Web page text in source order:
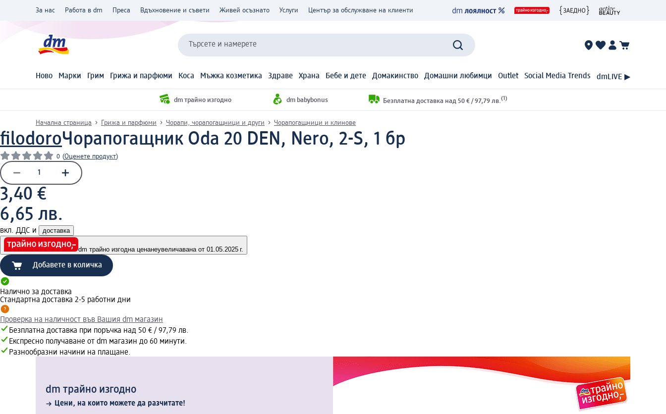
За нас Работа в dm Преса Вдъхновение и съвети Живей осъзнато Услуги Център за обслужване на клиенти
Търсете и намерете
Ново Марки Грим Грижа и парфюми Коса Мъжка козметика Здраве Храна Бебе и дете Домакинство Домашни любимци Outlet Social Media Trends dmLIVE ▶
dm трайно изгодно dm babybonus Безплатна доставка над 50 € / 97,79 лв. (1)
Начална страница Грижа и парфюми Чорапи, чорапогащници и други Чорапогащници и клинове
filodoroЧорапогащник Oda 20 DEN, Nero, 2-S, 1 бр
0 (Оценете продукт)
3,40 €
6,65 лв.
вкл. ДДС и доставка
dm трайно изгодна ценанеувеличавана от 01.05.2025 г.
Добавете в количка
Налично за доставка
Стандартна доставка 2-5 работни дни
Проверка на наличност във Вашия dm магазин
Безплатна доставка при поръчка над 50 € / 97,79 лв.
Експресно получаване от dm магазин до 60 минути.
Разнообразни начини на плащане.
dm трайно изгодно
Цени, на които можете да разчитате!